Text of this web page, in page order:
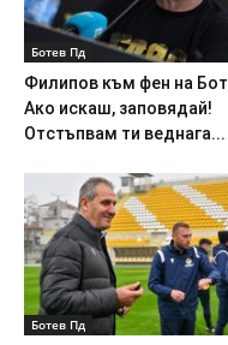
Ботев Пд
Филипов към фен на
Ако искаш, заповядай!
Отстъпвам ти веднага...
Ботев Пд